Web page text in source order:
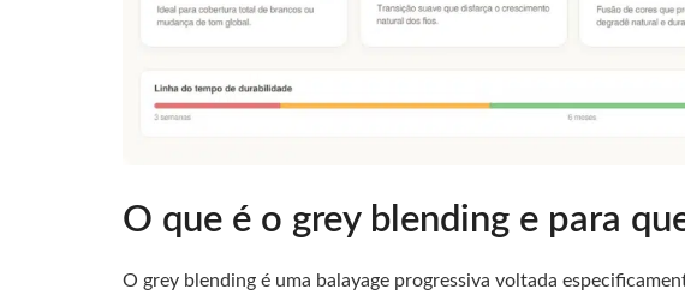
O que é o grey blending e para
O grey blending é uma balayage progressiva voltada